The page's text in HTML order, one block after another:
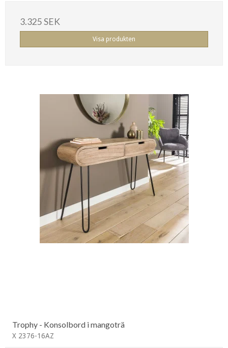
3.325 SEK
Visa produkten
Trophy - Konsolbord i mangoträ
X 2376-16AZ